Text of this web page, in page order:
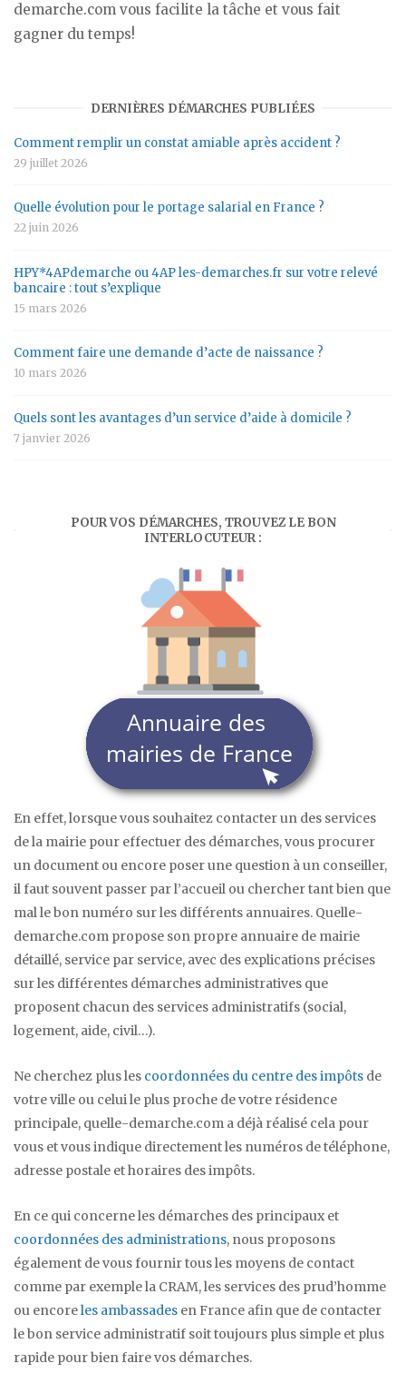
demarche.com vous facilite la tâche et vous fait
gagner du temps!
DERNIÈRES DÉMARCHES PUBLIÉES
Comment remplir un constat amiable après accident ?
29 juillet 2026
Quelle évolution pour le portage salarial en France ?
22 juin 2026
HPY*4APdemarche ou 4AP les-demarches.fr sur votre relevé
bancaire : tout s’explique
15 mars 2026
Comment faire une demande d’acte de naissance ?
10 mars 2026
Quels sont les avantages d’un service d’aide à domicile ?
7 janvier 2026
POUR VOS DÉMARCHES, TROUVEZ LE BON
INTERLOCUTEUR :
En effet, lorsque vous souhaitez contacter un des services
de la mairie pour effectuer des démarches, vous procurer
un document ou encore poser une question à un conseiller,
il faut souvent passer par l’accueil ou chercher tant bien que
mal le bon numéro sur les différents annuaires. Quelle-
demarche.com propose son propre annuaire de mairie
détaillé, service par service, avec des explications précises
sur les différentes démarches administratives que
proposent chacun des services administratifs (social,
logement, aide, civil…).
Ne cherchez plus les coordonnées du centre des impôts de
votre ville ou celui le plus proche de votre résidence
principale, quelle-demarche.com a déjà réalisé cela pour
vous et vous indique directement les numéros de téléphone,
adresse postale et horaires des impôts.
En ce qui concerne les démarches des principaux et
coordonnées des administrations, nous proposons
également de vous fournir tous les moyens de contact
comme par exemple la CRAM, les services des prud’homme
ou encoreles ambassades en France afin que de contacter
le bon service administratif soit toujours plus simple et plus
rapide pour bien faire vos démarches.